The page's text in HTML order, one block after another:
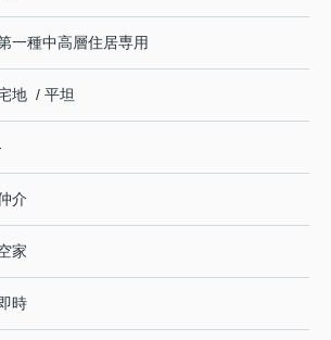
一種中高層住居専用
地 / 平坦
介
家
即時